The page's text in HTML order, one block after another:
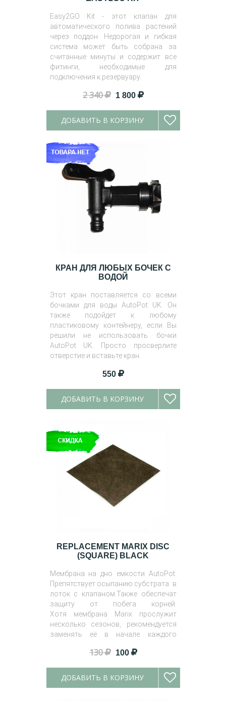
Easy2GO Kit - этот клапан для
автоматического полива растений
через поддон. Недорогая и гибкая
система может быть собрана за
считанные минуты и содержит все
фитинги, необходимые для
подключения к резервуару.
2 340 1 800
ДОБАВИТЬ В КОРЗИНУ
КРАН ДЛЯ ЛЮБЫХ БОЧЕК С
ВОДОЙ
Этот кран поставляется со всеми
бочками для воды AutoPot UK. Он
также подойдет к любому
пластиковому контейнеру, если Вы
решили не использовать бочки
AutoPot UK. Просто просверлите
отверстие и вставьте кран.
550
ДОБАВИТЬ В КОРЗИНУ
REPLACEMENT MARIX DISC
(SQUARE) BLACK
Мембрана на дно емкости AutoPot.
Препятствует осыпанию субстрата в
лоток с клапаном.Также обеспечат
защиту от побега корней.
Хотя мембрана Marix прослужит
несколько сезонов, рекомендуется
заменять её в начале каждого
130 100
ДОБАВИТЬ В КОРЗИНУ